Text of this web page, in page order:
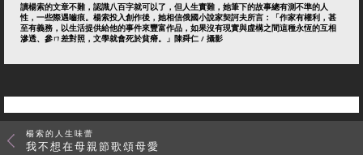
讀楊索的文章不難，認識八百字就可以了，但人生實難，她筆下的故事總有測不準的人
性，一些際遇嚙痕。楊索投入創作後，她相信俄國小說家契訶夫所言：「作家有權利，甚
至有義務，以生活提供給他的事件來豐富作品，如果沒有現實與虛構之間這種永恆的互相
滲透、參ㄇ差對照，文學就會死於貧瘠。」陳舜仁 / 攝影
楊索的人生味蕾
我不想在母親節歌頌母愛